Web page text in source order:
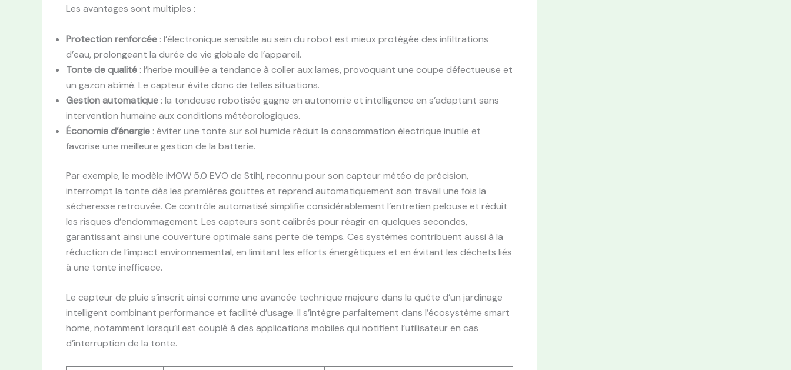
Les avantages sont multiples :
Protection renforcée : l’électronique sensible au sein du robot est mieux protégée des infiltrations
d’eau, prolongeant la durée de vie globale de l’appareil.
Tonte de qualité : l’herbe mouillée a tendance à coller aux lames, provoquant une coupe défectueuse et
un gazon abîmé. Le capteur évite donc de telles situations.
Gestion automatique : la tondeuse robotisée gagne en autonomie et intelligence en s’adaptant sans
intervention humaine aux conditions météorologiques.
Économie d’énergie : éviter une tonte sur sol humide réduit la consommation électrique inutile et
favorise une meilleure gestion de la batterie.
Par exemple, le modèle iMOW 5.0 EVO de Stihl, reconnu pour son capteur météo de précision,
interrompt la tonte dès les premières gouttes et reprend automatiquement son travail une fois la
sécheresse retrouvée. Ce contrôle automatisé simplifie considérablement l’entretien pelouse et réduit
les risques d’endommagement. Les capteurs sont calibrés pour réagir en quelques secondes,
garantissant ainsi une couverture optimale sans perte de temps. Ces systèmes contribuent aussi à la
réduction de l’impact environnemental, en limitant les efforts énergétiques et en évitant les déchets liés
à une tonte inefficace.
Le capteur de pluie s’inscrit ainsi comme une avancée technique majeure dans la quête d’un jardinage
intelligent combinant performance et facilité d’usage. Il s’intègre parfaitement dans l’écosystème smart
home, notamment lorsqu’il est couplé à des applications mobiles qui notifient l’utilisateur en cas
d’interruption de la tonte.